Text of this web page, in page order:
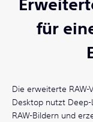
für
Die erweiterte RAW-
Desktop nutzt
RAW-Bildern und